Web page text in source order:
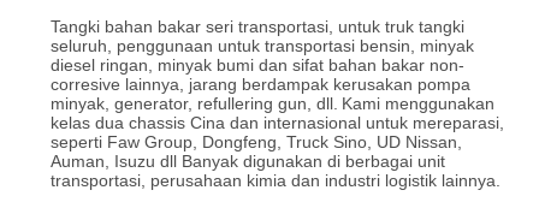
Tangki bahan bakar seri transportasi, untuk truk tangki
seluruh, penggunaan untuk transportasi bensin, minyak
diesel ringan, minyak bumi dan sifat bahan bakar non-
corresive lainnya, jarang berdampak kerusakan pompa
minyak, generator, refullering gun, dll. Kami menggunakan
kelas dua chassis Cina dan internasional untuk mereparasi,
seperti Faw Group, Dongfeng, Truck Sino, UD Nissan,
Auman, Isuzu dll Banyak digunakan di berbagai unit
transportasi, perusahaan kimia dan industri logistik lainnya.